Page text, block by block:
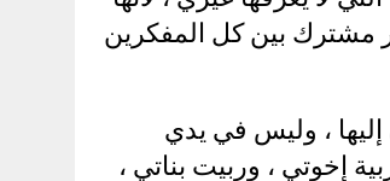
مشترك بين كل المفكرين
إليها ، وليس في يدي
إخوتي ، وربيت بناتي ،